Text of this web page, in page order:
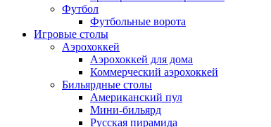
Футбол
Футбольные ворота
Игровые столы
Аэрохоккей
Аэрохоккей для дома
Коммерческий аэрохоккей
Бильярдные столы
Американский пул
Мини-бильярд
Русская пирамида